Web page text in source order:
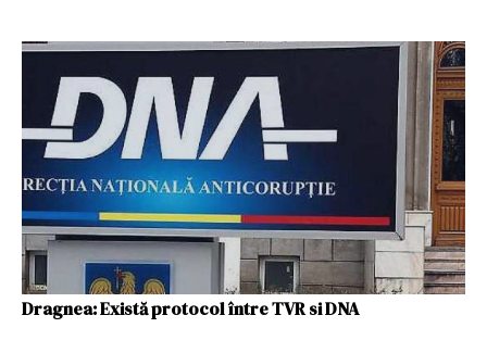
Dragnea: Există protocol între TVR si DNA